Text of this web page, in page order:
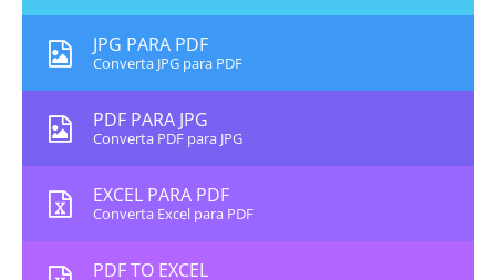
JPG PARA PDF
Converta JPG para PDF
PDF PARA JPG
Converta PDF para JPG
EXCEL PARA PDF
Converta Excel para PDF
PDF TO EXCEL